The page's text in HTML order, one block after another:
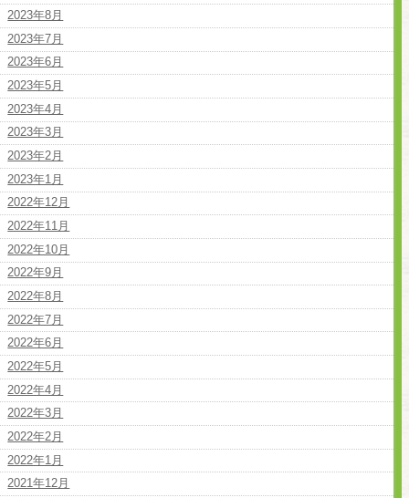
2023年8月
2023年7月
2023年6月
2023年5月
2023年4月
2023年3月
2023年2月
2023年1月
2022年12月
2022年11月
2022年10月
2022年9月
2022年8月
2022年7月
2022年6月
2022年5月
2022年4月
2022年3月
2022年2月
2022年1月
2021年12月